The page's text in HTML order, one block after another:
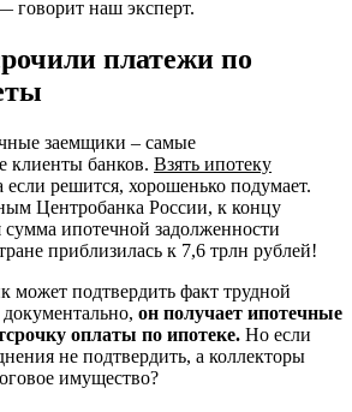
говорит наш эксперт.
платежи по
заемщики – самые
клиенты банков. Взять ипотеку
если решится, хорошенько подумает.
Центробанка России, к концу
ипотечной задолженности
приблизилась к 7,6 трлн рублей!
может подтвердить факт трудной
он получает ипотечные
оплаты по ипотеке. Но если
не подтвердить, а коллекторы
имущество?